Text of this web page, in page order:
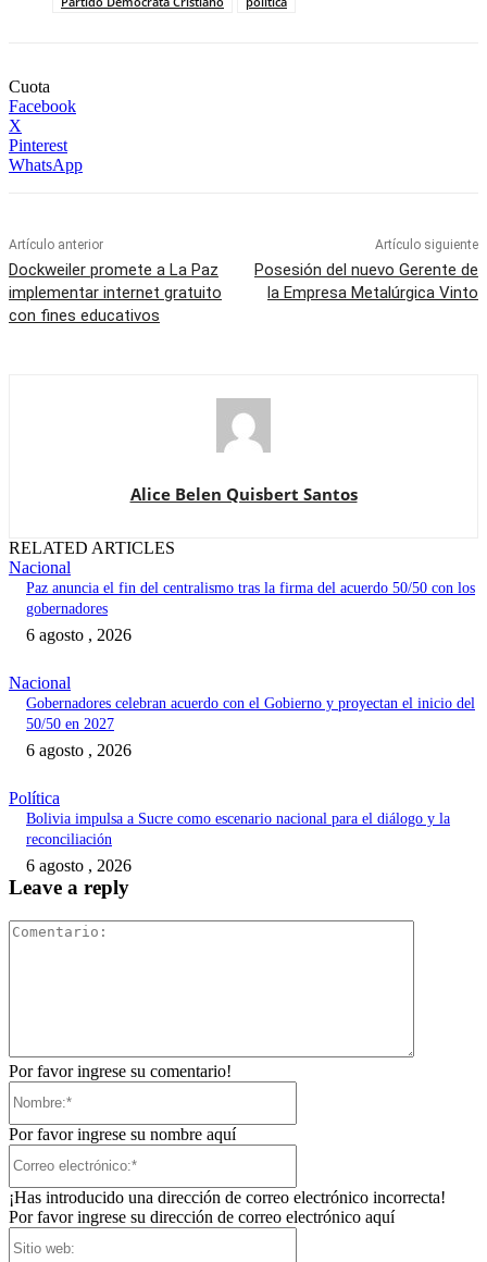
Cuota
Facebook
X
Pinterest
WhatsApp
Artículo anterior
Dockweiler promete a La Paz
implementar internet gratuito
con fines educativos
Artículo siguiente
Posesión del nuevo Gerente de
la Empresa Metalúrgica Vinto
Alice Belen Quisbert Santos
RELATED ARTICLES
Nacional
Paz anuncia el fin del centralismo tras la firma del acuerdo 50/50 con los
gobernadores
6 agosto , 2026
Nacional
Gobernadores celebran acuerdo con el Gobierno y proyectan el inicio del
50/50 en 2027
6 agosto , 2026
Política
Bolivia impulsa a Sucre como escenario nacional para el diálogo y la
reconciliación
6 agosto , 2026
Leave a reply
Por favor ingrese su comentario!
Por favor ingrese su nombre aquí
¡Has introducido una dirección de correo electrónico incorrecta!
Por favor ingrese su dirección de correo electrónico aquí